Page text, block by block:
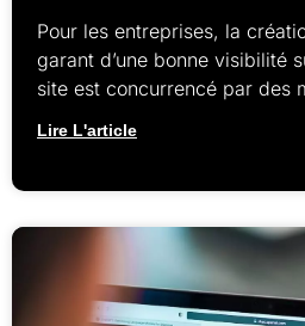
Pour les entreprises, la
garant d’une bonne visibilité
site est concurrencé par des
Lire L'article